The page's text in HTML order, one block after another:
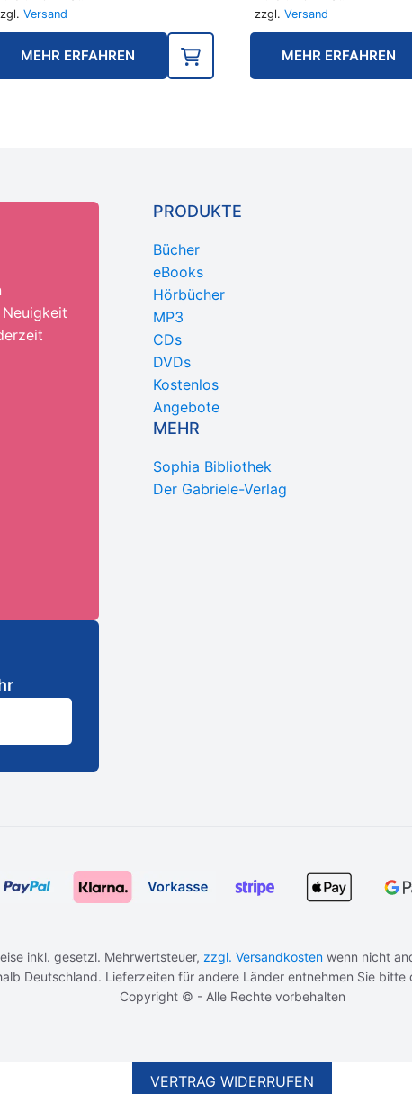
18,90 €
14,90 €.
Versand
MEHR ERFAHREN
18,90 €
zzgl. Versand
MEHR ERFAHREN
PRODUKTE
Bücher
eBooks
Hörbücher
MP3
CDs
DVDs
Kostenlos
Angebote
MEHR
Sophia Bibliothek
Der Gabriele-Verlag
inkl. gesetzl. Mehrwertsteuer, zzgl. Versandkosten wenn nicht
Deutschland. Lieferzeiten für andere Länder entnehmen Sie bitte
Copyright © - Alle Rechte vorbehalten
VERTRAG WIDERRUFEN